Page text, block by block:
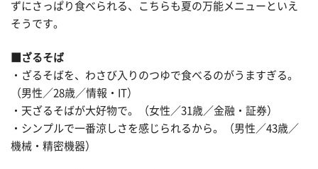
ずにさっぱり食べられる、こちらも夏の万能メニューといえ
そうです。
■ざるそば
・ざるそばを、わさび入りのつゆで食べるのがうますぎる。
（男性／28歳／情報・IT）
・天ざるそばが大好物で。（女性／31歳／金融・証券）
・シンプルで一番涼しさを感じられるから。（男性／43歳／
機械・精密機器）